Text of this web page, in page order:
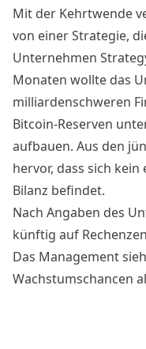
Mit der Kehrtwende
von einer Strategie,
Unternehmen
Monaten wollte das
milliardenschweren
Bitcoin-Reserven
aufbauen. Aus den
hervor, dass sich
Bilanz befindet.
Nach Angaben des
künftig auf
Das Management
Wachstumschancen